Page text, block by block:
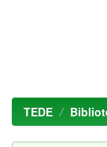
TEDE